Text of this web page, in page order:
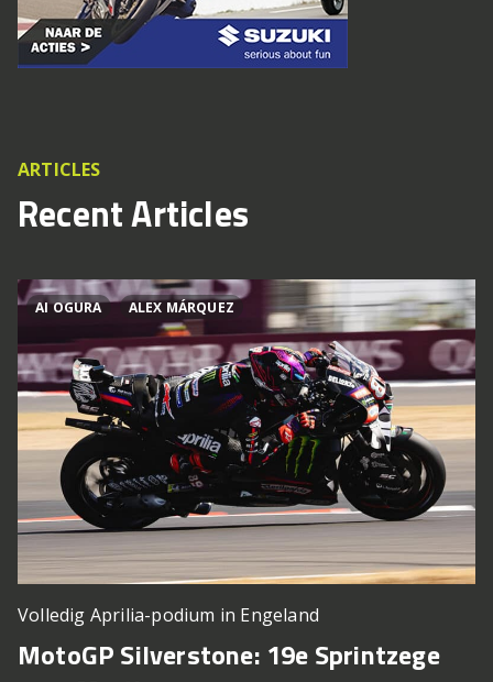
ARTICLES
Recent Articles
AI OGURA ALEX MÁRQUEZ
Volledig Aprilia-podium in Engeland
MotoGP Silverstone: 19e Sprintzege